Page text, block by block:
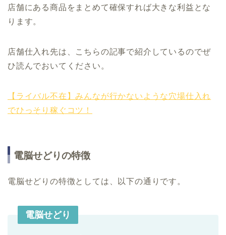
店舗にある商品をまとめて確保すれば大きな利益とな
ります。
店舗仕入れ先は、こちらの記事で紹介しているのでぜ
ひ読んでおいてください。
【ライバル不在】みんなが行かないような穴場仕入れ
でひっそり稼ぐコツ！
電脳せどりの特徴
電脳せどりの特徴としては、以下の通りです。
電脳せどり